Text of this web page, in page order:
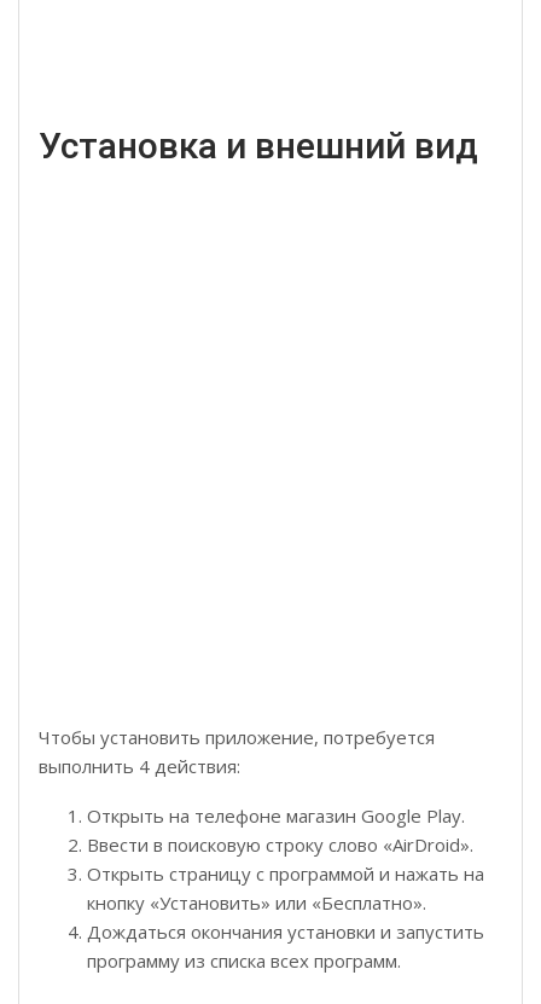
Установка и внешний вид
Чтобы установить приложение, потребуется
выполнить 4 действия:
Открыть на телефоне магазин Google Play.
Ввести в поисковую строку слово «AirDroid».
Открыть страницу с программой и нажать на
кнопку «Установить» или «Бесплатно».
Дождаться окончания установки и запустить
программу из списка всех программ.